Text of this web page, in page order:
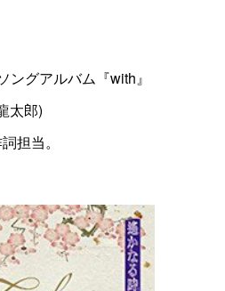
ングアルバム『with』
太郎)
担当。